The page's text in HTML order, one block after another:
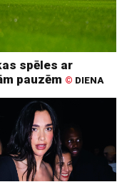
spēles ar
pauzēm © DIENA